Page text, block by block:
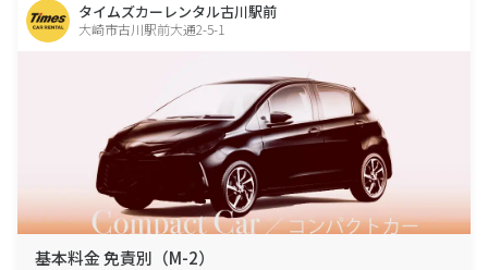
タイムズカーレンタル古川駅前
大崎市古川駅前大通2-5-1
基本料金 免責別（M-2）